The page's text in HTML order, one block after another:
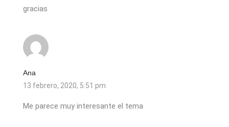
gracias
Ana
13 febrero, 2020, 5:51 pm
Me parece muy interesante el tema